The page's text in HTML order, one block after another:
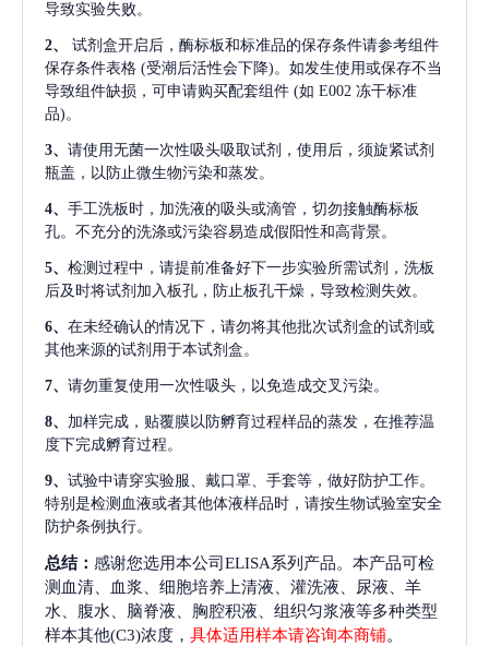
导致实验失败。
2、
试剂盒开启后，酶标板和标准品的保存条件请参考组件
保存条件表格 (受潮后活性会下降)。如发生使用或保存不当
导致组件缺损，可申请购买配套组件 (如 E002 冻干标准
品)。
3、 请使用无菌一次性吸头吸取试剂，使用后，须旋紧试剂
瓶盖，以防止微生物污染和蒸发。
4、 手工洗板时，加洗液的吸头或滴管，切勿接触酶标板
孔。不充分的洗涤或污染容易造成假阳性和高背景。
5、 检测过程中，请提前准备好下一步实验所需试剂，洗板
后及时将试剂加入板孔，防止板孔干燥，导致检测失效。
6、 在未经确认的情况下，请勿将其他批次试剂盒的试剂或
其他来源的试剂用于本试剂盒。
7、 请勿重复使用一次性吸头，以免造成交叉污染。
8、 加样完成，贴覆膜以防孵育过程样品的蒸发，在推荐温
度下完成孵育过程。
9、 试验中请穿实验服、戴口罩、手套等，做好防护工作。
特别是检测血液或者其他体液样品时，请按生物试验室安全
防护条例执行。
总结： 感谢您选用本公司ELISA系列产品。本产品可检
测血清、血浆、细胞培养上清液、灌洗液、尿液、羊
水、腹水、脑脊液、胸腔积液、组织匀浆液等多种类型
样本其他(C3)浓度， 具体适用样本请咨询本商铺。